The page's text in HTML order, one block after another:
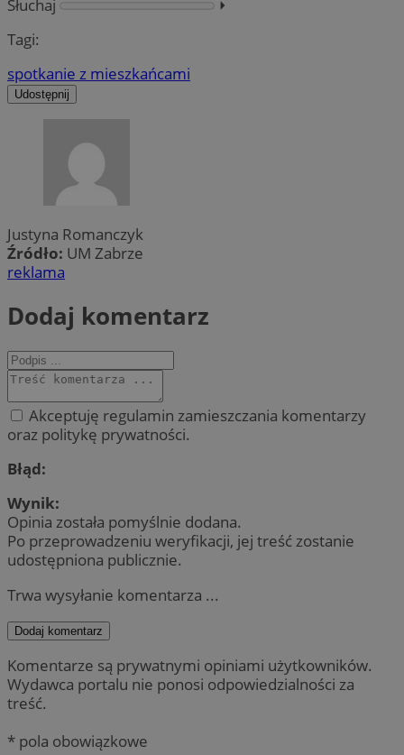
Słuchaj
⏵︎
Tagi:
spotkanie z mieszkańcami
Udostępnij
Justyna Romanczyk
Źródło: UM Zabrze
reklama
Dodaj komentarz
Akceptuję regulamin zamieszczania komentarzy
oraz politykę prywatności.
Błąd:
Wynik:
Opinia została pomyślnie dodana.
Po przeprowadzeniu weryfikacji, jej treść zostanie
udostępniona publicznie.
Trwa wysyłanie komentarza ...
Dodaj komentarz
Komentarze są prywatnymi opiniami użytkowników.
Wydawca portalu nie ponosi odpowiedzialności za
treść.
* pola obowiązkowe